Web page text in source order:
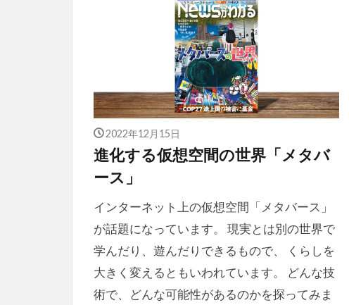
2022年12月15日
進化する仮想空間の世界「メタバ
ース」
インターネット上の仮想空間「メタバース」
が話題になっています。 現実とは別の世界で
学んだり、遊んだりできるもので、 くらしを
大きく変えるともいわれています。 どんな技
術で、どんな可能性があるのかを探ってみま